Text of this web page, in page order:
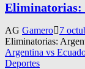
Eliminatorias:
AG Gamero 7
Eliminatorias:
Argentina vs
Deportes